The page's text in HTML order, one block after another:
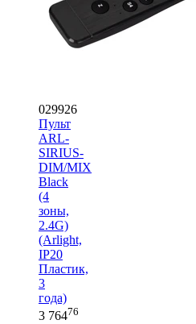
029926
Пульт
ARL-
SIRIUS-
DIM/MIX
Black
(4
зоны,
2.4G)
(Arlight,
IP20
Пластик,
3
года)
3 76476